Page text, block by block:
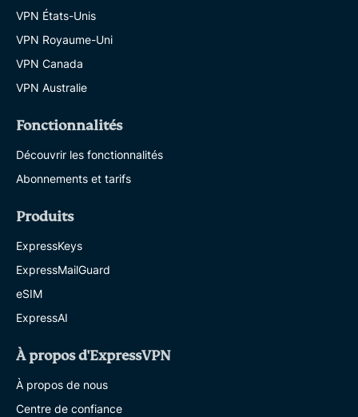
VPN États-Unis
VPN Royaume-Uni
VPN Canada
VPN Australie
Fonctionnalités
Découvrir les fonctionnalités
Abonnements et tarifs
Produits
ExpressKeys
ExpressMailGuard
eSIM
ExpressAI
À propos d'ExpressVPN
À propos de nous
Centre de confiance